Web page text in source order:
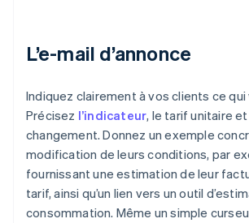
L’e-mail d’annonce
Indiquez clairement à vos clients ce qui
Précisez l’indicateur, le tarif unitaire
changement. Donnez un exemple
modification de leurs conditions, par
fournissant une estimation de leur
tarif, ainsi qu’un lien vers un outil
consommation. Même un simple